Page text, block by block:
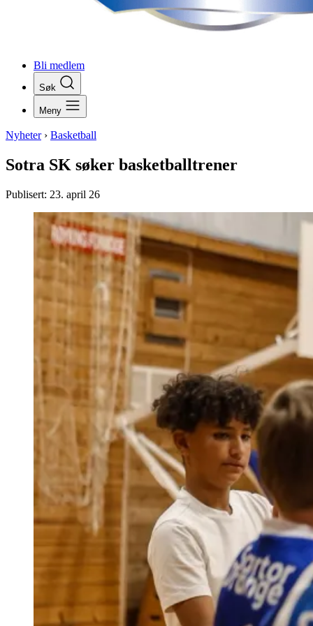
Bli medlem
Søk
Meny
Nyheter › Basketball
Sotra SK søker basketballtrener
Publisert: 23. april 26